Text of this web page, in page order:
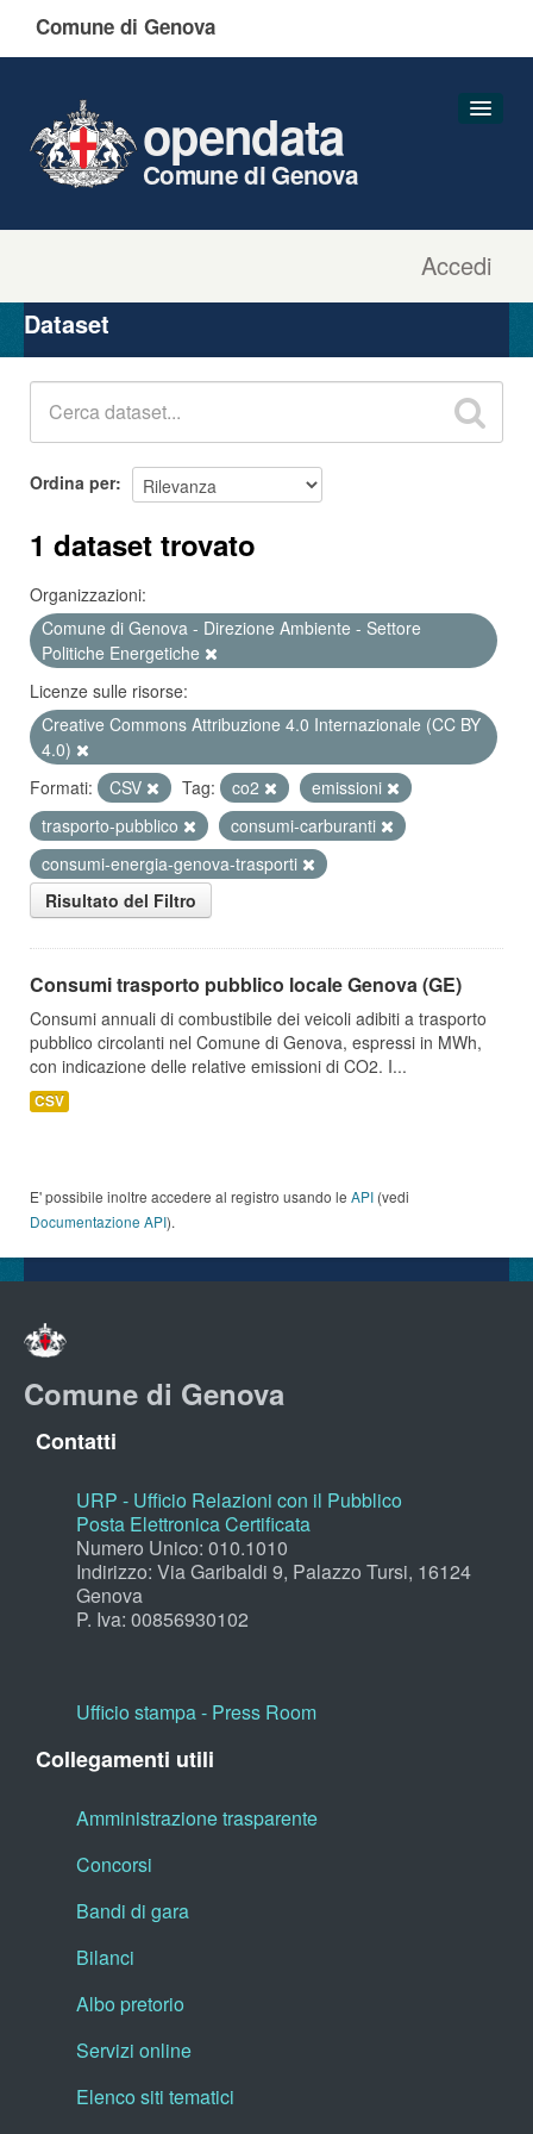
Comune di Genova
Accedi
opendata
Comune di Genova
Organizzazioni
Gruppi
Dataset
Ordina per
1 dataset trovato
Organizzazioni:
Comune di Genova - Direzione Ambiente - Settore
Politiche Energetiche
Licenze sulle risorse:
Creative Commons Attribuzione 4.0 Internazionale (CC BY
4.0)
Formati:
CSV Tag: co2
emissioni
trasporto-pubblico
consumi-carburanti
consumi-energia-genova-trasporti
Risultato del Filtro
Consumi trasporto pubblico locale Genova (GE)
Consumi annuali di combustibile dei veicoli adibiti a trasporto
pubblico circolanti nel Comune di Genova, espressi in MWh,
con indicazione delle relative emissioni di CO2. I...
CSV
E' possibile inoltre accedere al registro usando le API (vedi
Documentazione API).
Comune di Genova
Contatti
URP - Ufficio Relazioni con il Pubblico
Posta Elettronica Certificata
Numero Unico: 010.1010
Indirizzo: Via Garibaldi 9, Palazzo Tursi, 16124
Genova
P. Iva: 00856930102
Ufficio stampa - Press Room
Collegamenti utili
Amministrazione trasparente
Concorsi
Bandi di gara
Bilanci
Albo pretorio
Servizi online
Elenco siti tematici